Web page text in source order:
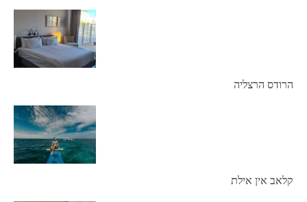
הרודס הרצליה
קלאב אין אילת